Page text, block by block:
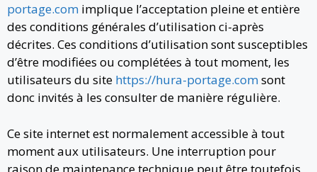
portage.com implique l’acceptation pleine et entière
des conditions générales d’utilisation ci-après
décrites. Ces conditions d’utilisation sont susceptibles
d’être modifiées ou complétées à tout moment, les
utilisateurs du site https://hura-portage.comsont
donc invités à les consulter de manière régulière.
Ce site internet est normalement accessible à tout
moment aux utilisateurs. Une interruption pour
raison de maintenance technique peut être toutefois